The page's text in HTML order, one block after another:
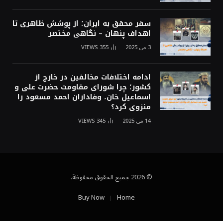
سفر محقق به ایران؛ از پوشش ظاهری تا
اهداف پنهان – نگاهی مختصر
3 می 2025 355
VIEWS
ادامه اختلافات مخالفین در خارج از
کشور؛ چرا شورای مقاومت حضرت علی و
اسماعیل خان، وفاداران احمد مسعود را
منزوی کرد؟
14 می 2025 345
VIEWS
© 2026 جميع الحقوق محفوظة.
Home
Buy Now